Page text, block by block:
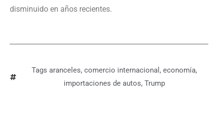
disminuido en años recientes.
Tags aranceles, comercio internacional , economía,
importaciones de autos, Trump